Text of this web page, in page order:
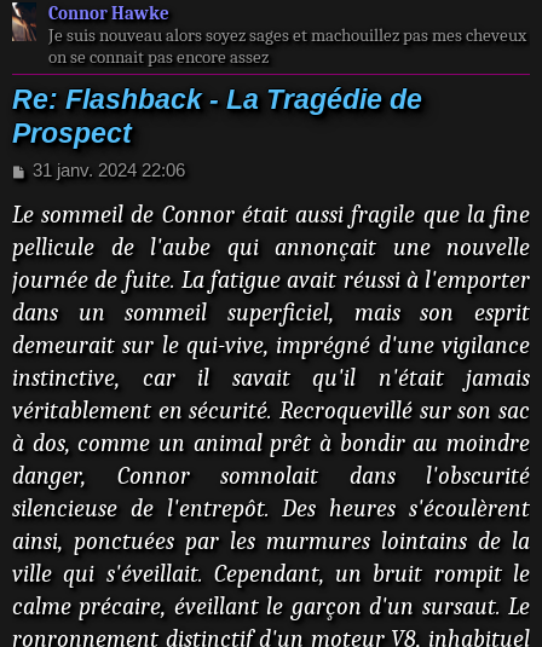
Connor Hawke
Je suis nouveau alors soyez sages et machouillez pas mes cheveux
on se connait pas encore assez
Re: Flashback - La Tragédie de
Prospect
M
s
a
g
31 janv. 2024 22:06
Le sommeil de Connor était aussi fragile que la fine
pellicule de l'aube qui annonçait une nouvelle
journée de fuite. La fatigue avait réussi à l'emporter
dans un sommeil superficiel, mais son esprit
demeurait sur le qui-vive, imprégné d'une vigilance
instinctive, car il savait qu'il n'était jamais
véritablement en sécurité. Recroquevillé sur son sac
à dos, comme un animal prêt à bondir au moindre
danger, Connor somnolait dans l'obscurité
silencieuse de l'entrepôt. Des heures s'écoulèrent
ainsi, ponctuées par les murmures lointains de la
ville qui s'éveillait. Cependant, un bruit rompit le
calme précaire, éveillant le garçon d'un sursaut. Le
ronronnement distinctif d'un moteur V8, inhabituel